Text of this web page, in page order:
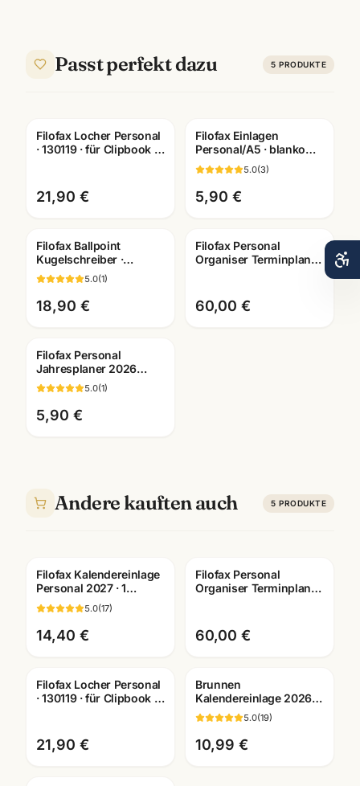
Passt perfekt dazu 5 PRODUKTE
Filofax Locher Personal
· 130119 · für Clipbook +
21,90 €
Filofax Einlagen
Personal/A5 · blanko
kariert liniert dotted ·
Systemplaner
Mannheim
5.0(3)
5,90 €
Filofax Ballpoint
Kugelschreiber ·
verschiedene Motive ·
Schreibgeräte
Mannheim
5.0(1)
18,90 €
Filofax Personal
Organiser Terminplaner
Bueroausstattung
Mannh
60,00 €
Filofax Personal
Jahresplaner 2026
deutsch ·
Kalendereinlage 26-
68445 · Mannheim
5.0(1)
5,90 €
Andere kauften auch 5 PRODUKTE
Filofax Kalendereinlage
Personal 2027 · 1
Woche/2 Seiten
deutsch · Art. 27-68440
5.0(17)
14,40 €
Filofax Personal
Organiser Terminplaner
Bueroausstattung
Mannh
60,00 €
Filofax Locher Personal
· 130119 · für Clipbook +
21,90 €
Brunnen
Kalendereinlage 2026 ·
1 Woche/2 Seiten oder 1
Tag/1 Seite ·
Bueroorganisation
5.0(19)
10,99 €